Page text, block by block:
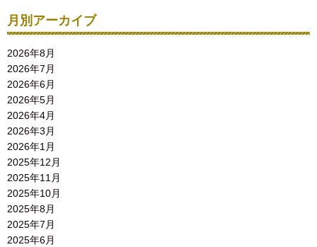
月別アーカイブ
2026年8月
2026年7月
2026年6月
2026年5月
2026年4月
2026年3月
2026年1月
2025年12月
2025年11月
2025年10月
2025年8月
2025年7月
2025年6月